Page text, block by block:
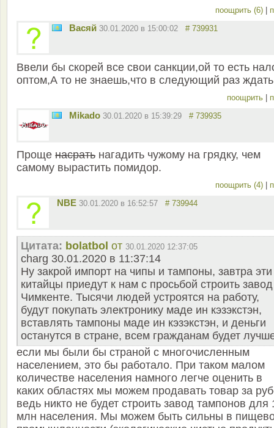
поощрить (6)
Васяй 30.01.2020 в 15:00:02 # 739931
Ввели бы скорей все свои санкции,ой то есть
оптом,А то не знаешь,что в следующий раз
поощрить
Mikado 30.01.2020 в 15:39:29 # 739935
Проще насрать нагадить чужому на грядку, чем
самому вырастить помидор.
поощрить (4)
NBE 30.01.2020 в 16:52:57 # 739944
Цитата: bolatbol от 30.01.2020 12:37:05
charg 30.01.2020 в 11:37:14
Ну закрой импорт на чипы и тампоны, завтра эти
китайцы приедут к нам с просьбой строить
Чимкенте. Тысячи людей устроятся на работу,
будут покупать электронику маде ин кэзэкстэн,
вставлять тампоны маде ин кэзэкстэн, и деньги
останутся в стране, всем гражданам будет
если мы были бы страной с многочисленным
населением, это бы работало. При таком малом
количестве населения намного легче оценить в
каких областях мы можем продавать товар за
ведь никто не будет строить завод тампонов для
млн населения. Мы можем быть сильны в